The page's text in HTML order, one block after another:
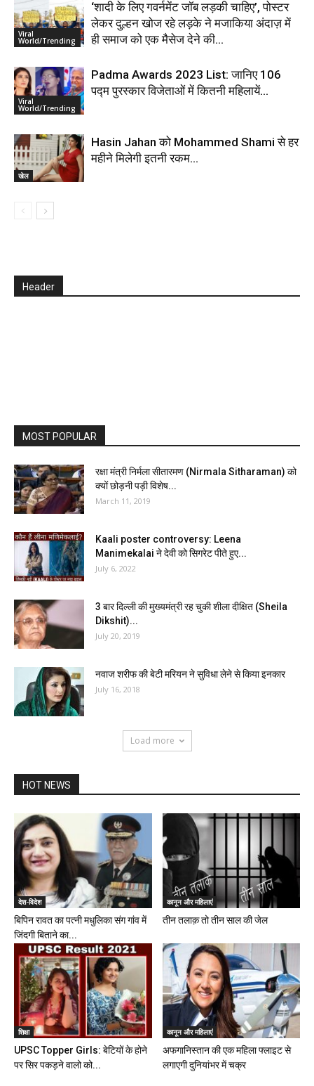
Viral
World/Trending
‘शादी के लिए गवर्नमेंट जॉब लड़की चाहिए’, पोस्टर
लेकर दुल्हन खोज रहे लड़के ने मजाकिया अंदाज़ में
ही समाज को एक मैसेज देने की...
Viral
World/Trending
Padma Awards 2023 List: जानिए 106
पद्म पुरस्कार विजेताओं में कितनी महिलायें…
खेल
Hasin Jahan को Mohammed Shami से हर
महीने मिलेगी इतनी रकम…
Header
MOST POPULAR
रक्षा मंत्री निर्मला सीतारमण (Nirmala Sitharaman) को
क्यों छोड़नी पड़ी विशेष...
March 11, 2019
Kaali poster controversy: Leena
Manimekalai ने देवी को सिगरेट पीते हुए...
July 6, 2022
3 बार दिल्ली की मुख्यमंत्री रह चुकी शीला दीक्षित (Sheila
Dikshit)...
July 20, 2019
नवाज शरीफ की बेटी मरियन ने सुविधा लेने से किया इनकार
July 16, 2018
Load more
HOT NEWS
देश-विदेश
बिपिन रावत का पत्नी मधुलिका संग गांव में
जिंदगी बिताने का...
कानून और महिलाएं
तीन तलाक़ तो तीन साल की जेल
शिक्षा
UPSC Topper Girls: बेटियों के होने
पर सिर पकड़ने वालो को...
कानून और महिलाएं
अफगानिस्तान की एक महिला फ्लाइट से
लगाएगी दुनियांभर में चक्र